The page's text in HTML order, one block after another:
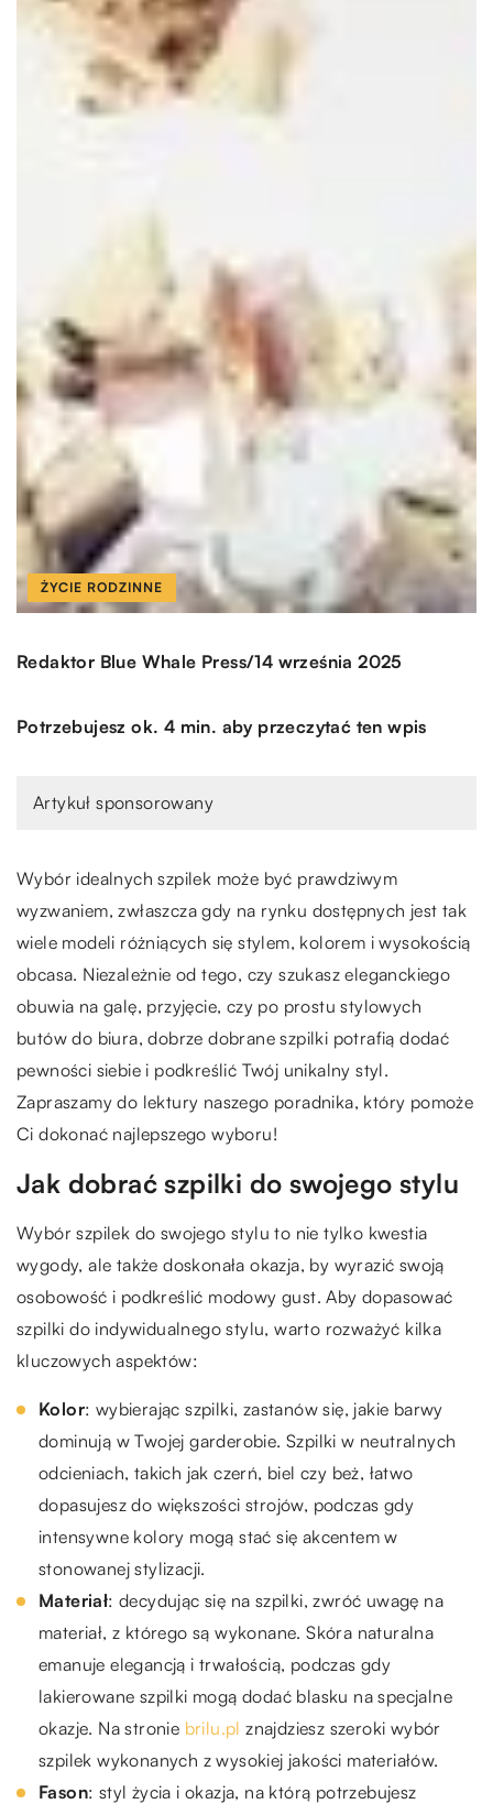
ŻYCIE RODZINNE
Redaktor Blue Whale Press/14 września 2025
Potrzebujesz ok. 4 min. aby przeczytać ten wpis
Artykuł sponsorowany
Wybór idealnych szpilek może być prawdziwym
wyzwaniem, zwłaszcza gdy na rynku dostępnych jest tak
wiele modeli różniących się stylem, kolorem i wysokością
obcasa. Niezależnie od tego, czy szukasz eleganckiego
obuwia na galę, przyjęcie, czy po prostu stylowych
butów do biura, dobrze dobrane szpilki potrafią dodać
pewności siebie i podkreślić Twój unikalny styl.
Zapraszamy do lektury naszego poradnika, który pomoże
Ci dokonać najlepszego wyboru!
Jak dobrać szpilki do swojego stylu
Wybór szpilek do swojego stylu to nie tylko kwestia
wygody, ale także doskonała okazja, by wyrazić swoją
osobowość i podkreślić modowy gust. Aby dopasować
szpilki do indywidualnego stylu, warto rozważyć kilka
kluczowych aspektów:
Kolor: wybierając szpilki, zastanów się, jakie barwy
dominują w Twojej garderobie. Szpilki w neutralnych
odcieniach, takich jak czerń, biel czy beż, łatwo
dopasujesz do większości strojów, podczas gdy
intensywne kolory mogą stać się akcentem w
stonowanej stylizacji.
Materiał: decydując się na szpilki, zwróć uwagę na
materiał, z którego są wykonane. Skóra naturalna
emanuje elegancją i trwałością, podczas gdy
lakierowane szpilki mogą dodać blasku na specjalne
okazje. Na stronie brilu.pl znajdziesz szeroki wybór
szpilek wykonanych z wysokiej jakości materiałów.
Fason: styl życia i okazja, na którą potrzebujesz